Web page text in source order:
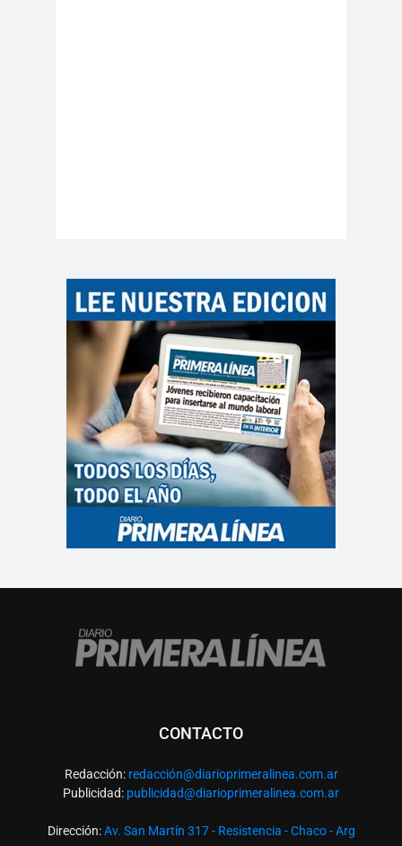
CONTACTO
Redacción: redacción@diarioprimeralinea.com.ar
Publicidad: publicidad@diarioprimeralinea.com.ar
Dirección:Av. San Martín 317 - Resistencia - Chaco - Arg